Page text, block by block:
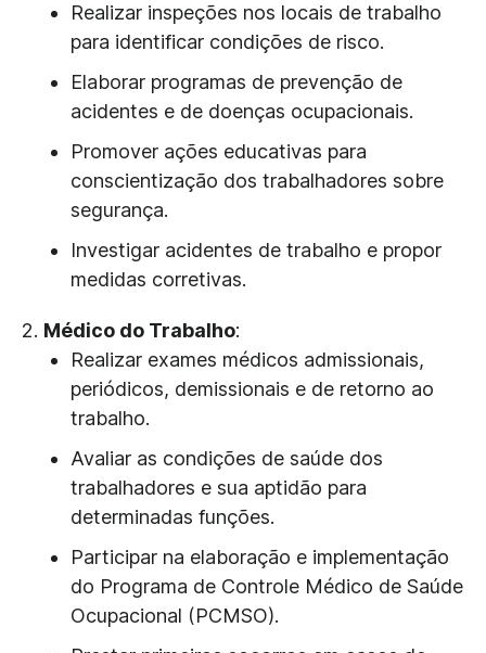
Realizar inspeções nos locais de trabalho
para identificar condições de risco.
Elaborar programas de prevenção de
acidentes e de doenças ocupacionais.
Promover ações educativas para
conscientização dos trabalhadores sobre
segurança.
Investigar acidentes de trabalho e propor
medidas corretivas.
Médico do Trabalho:
Realizar exames médicos admissionais,
periódicos, demissionais e de retorno ao
trabalho.
Avaliar as condições de saúde dos
trabalhadores e sua aptidão para
determinadas funções.
Participar na elaboração e implementação
do Programa de Controle Médico de Saúde
Ocupacional (PCMSO).